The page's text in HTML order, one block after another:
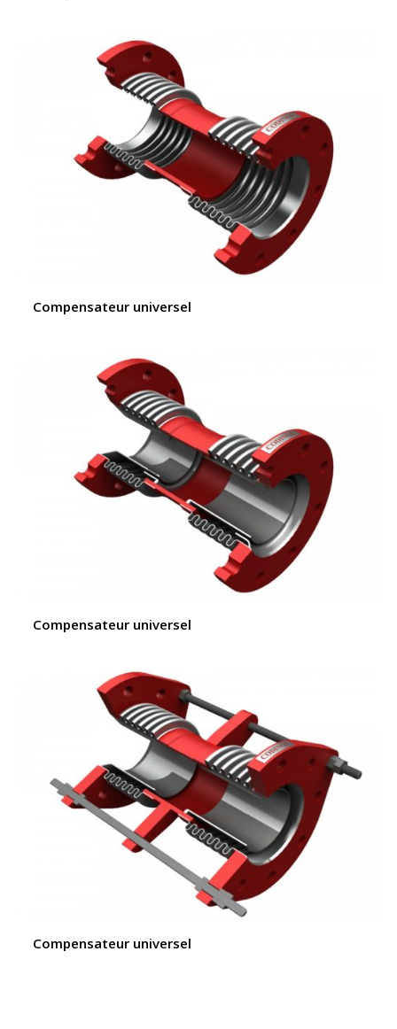
Compensateur universel
Compensateur universel
Compensateur universel